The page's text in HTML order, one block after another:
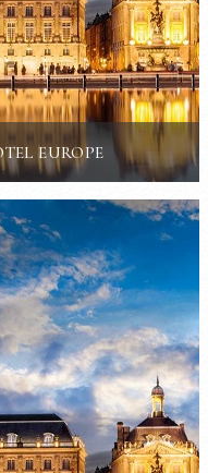
EUROPE